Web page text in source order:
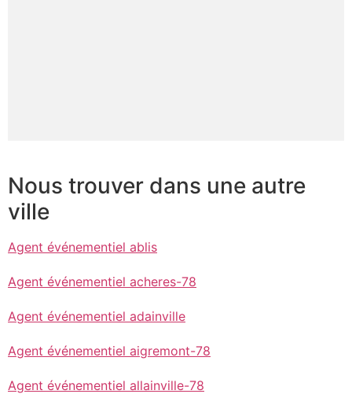
Nous trouver dans une autre
ville
Agent événementiel ablis
Agent événementiel acheres-78
Agent événementiel adainville
Agent événementiel aigremont-78
Agent événementiel allainville-78